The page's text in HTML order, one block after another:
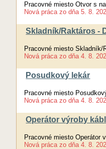
Pracovné miesto Otvor s
Nová práca zo dňa 5. 8.
Skladník/Raktáros -
Pracovné miesto Skladník/
Nová práca zo dňa 4. 8.
Posudkový lekár
Pracovné miesto
Nová práca zo dňa 4. 8.
Operátor výroby
Pracovné miesto Operátor
Nová práca zo dňa 4. 8.